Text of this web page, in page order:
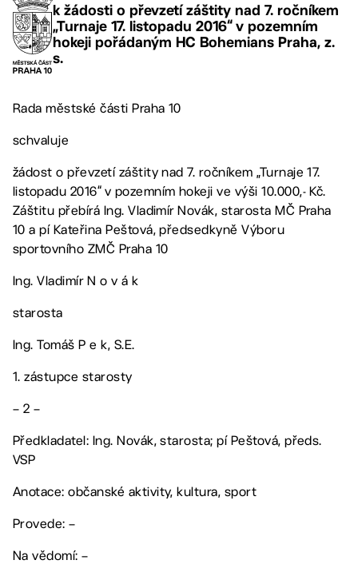
k žádosti o převzetí záštity nad 7. ročníkem
„Turnaje 17. listopadu 2016“ v pozemním
hokeji pořádaným HC Bohemians Praha, z.
s.
Rada městské části Praha 10
schvaluje
žádost o převzetí záštity nad 7. ročníkem „Turnaje 17.
listopadu 2016“ v pozemním hokeji ve výši 10.000,- Kč.
Záštitu přebírá Ing. Vladimír Novák, starosta MČ Praha
10 a pí Kateřina Peštová, předsedkyně Výboru
sportovního ZMČ Praha 10
Ing. Vladimír N o v á k
starosta
Ing. Tomáš P e k, S.E.
1. zástupce starosty
– 2 –
Předkladatel: Ing. Novák, starosta; pí Peštová, předs.
VSP
Anotace: občanské aktivity, kultura, sport
Provede: –
Na vědomí: –